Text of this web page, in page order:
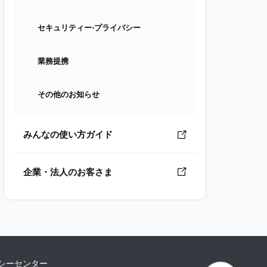
セキュリティー⋅プライバシー
業務提携
その他のお知らせ
みんなの使い方ガイド
企業・法人のお客さま
ーセンター